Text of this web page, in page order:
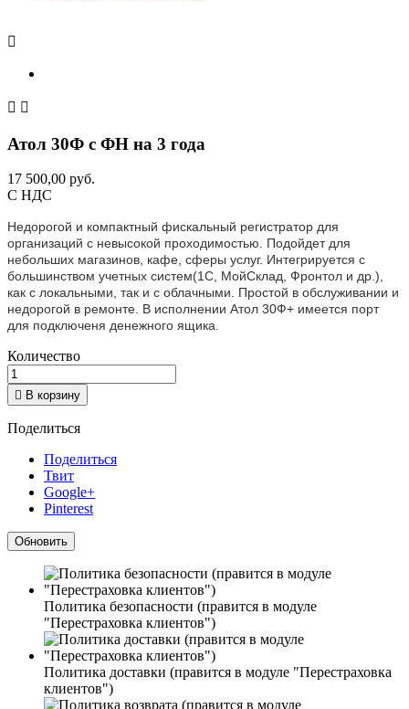

 
Атол 30Ф с ФН на 3 года
17 500,00 руб.
С НДС
Недорогой и компактный фискальный регистратор для
организаций с невысокой проходимостью. Подойдет для
небольших магазинов, кафе, сферы услуг. Интегрируется с
большинством учетных систем(1С, МойСклад, Фронтол и др.),
как с локальными, так и с облачными. Простой в обслуживании и
недорогой в ремонте. В исполнении Атол 30Ф+ имеется порт
для подключеня денежного ящика.
Количество
 В корзину
Поделиться
Поделиться
Твит
Google+
Pinterest
Политика безопасности (правится в модуле
"Перестраховка клиентов")
Политика доставки (правится в модуле "Перестраховка
клиентов")